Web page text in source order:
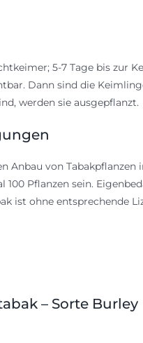
5-7 Tage bis zur
Dann sind die
werden sie ausgepflanzt.
Anbau von
Pflanzen sein.
ist ohne entsprechende
– Sorte Burley